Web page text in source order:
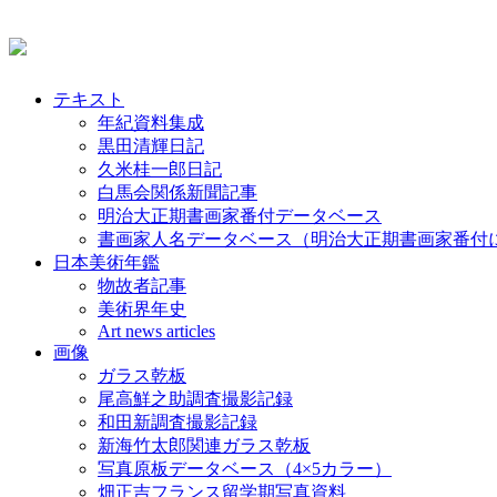
テキスト
年紀資料集成
黒田清輝日記
久米桂一郎日記
白馬会関係新聞記事
明治大正期書画家番付データベース
書画家人名データベース（明治大正期書画家番付
日本美術年鑑
物故者記事
美術界年史
Art news articles
画像
ガラス乾板
尾高鮮之助調査撮影記録
和田新調査撮影記録
新海竹太郎関連ガラス乾板
写真原板データベース（4×5カラー）
畑正吉フランス留学期写真資料